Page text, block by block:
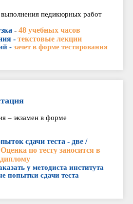
педикюрных работ
- 48 учебных часов
- текстовые лекции
- зачет в форме тестирования
– экзамен в форме
сдачи теста - две /
по тесту заносится в
у методиста института
попытки сдачи теста